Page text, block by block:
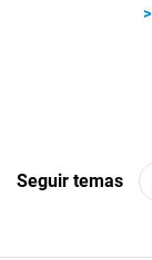
Seguir temas